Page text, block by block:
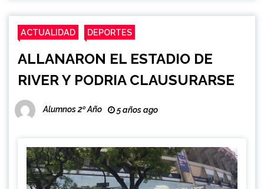
ACTUALIDAD DEPORTES
ALLANARON EL ESTADIO DE
RIVER Y PODRIA CLAUSURARSE
Alumnos 2º Año 5 años ago